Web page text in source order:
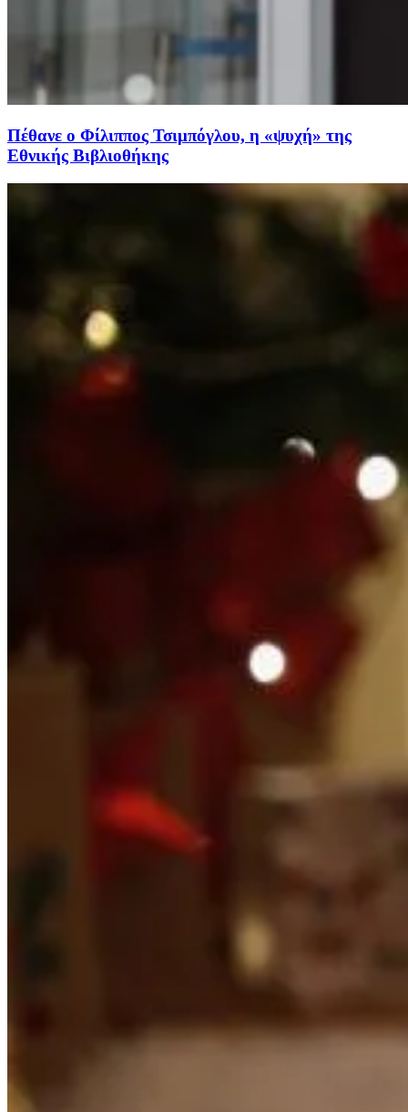
Πέθανε ο Φίλιππος Τσιμπόγλου, η «ψυχή» της
Εθνικής Βιβλιοθήκης